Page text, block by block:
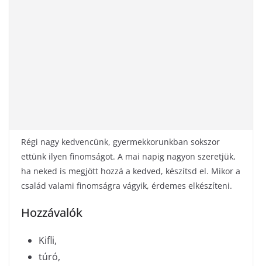
Régi nagy kedvencünk, gyermekkorunkban sokszor
ettünk ilyen finomságot. A mai napig nagyon szeretjük,
ha neked is megjött hozzá a kedved, készítsd el. Mikor a
család valami finomságra vágyik, érdemes elkészíteni.
Hozzávalók
Kifli,
túró,